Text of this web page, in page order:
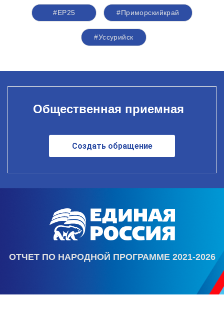
#ЕР25 #Приморскийкрай
#Уссурийск
Общественная приемная
Создать обращение
ОТЧЕТ ПО НАРОДНОЙ ПРОГРАММЕ 2021-2026